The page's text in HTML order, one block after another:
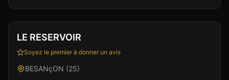
Sauna Spa & Wellness +3
LE RESERVOIR
Soyez le premier à donner un avis
BESANçON (25)